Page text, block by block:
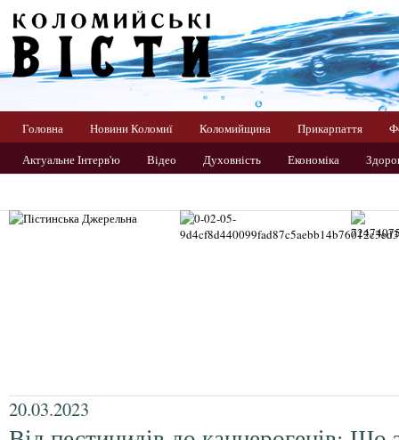
Головна Новини Коломиї Коломийщина Прикарпаття
Актуальне Інтерв'ю
Відео Духовність Економіка
20.03.2023